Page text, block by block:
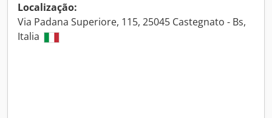
Localização:
Via Padana Superiore, 115, 25045 Castegnato - Bs,
Italia